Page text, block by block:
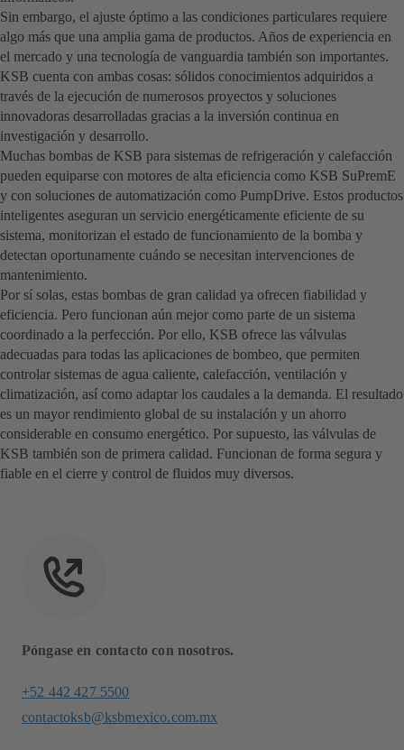
Sin embargo, el ajuste óptimo a las condiciones particulares requiere
algo más que una amplia gama de productos. Años de experiencia en
el mercado y una tecnología de vanguardia también son importantes.
KSB cuenta con ambas cosas: sólidos conocimientos adquiridos a
través de la ejecución de numerosos proyectos y soluciones
innovadoras desarrolladas gracias a la inversión continua en
investigación y desarrollo.
Muchas bombas de KSB para sistemas de refrigeración y calefacción
pueden equiparse con motores de alta eficiencia como KSB SuPremE
y con soluciones de automatización como PumpDrive. Estos productos
inteligentes aseguran un servicio energéticamente eficiente de su
sistema, monitorizan el estado de funcionamiento de la bomba y
detectan oportunamente cuándo se necesitan intervenciones de
mantenimiento.
Por sí solas, estas bombas de gran calidad ya ofrecen fiabilidad y
eficiencia. Pero funcionan aún mejor como parte de un sistema
coordinado a la perfección. Por ello, KSB ofrece las válvulas
adecuadas para todas las aplicaciones de bombeo, que permiten
controlar sistemas de agua caliente, calefacción, ventilación y
climatización, así como adaptar los caudales a la demanda. El resultado
es un mayor rendimiento global de su instalación y un ahorro
considerable en consumo energético. Por supuesto, las válvulas de
KSB también son de primera calidad. Funcionan de forma segura y
fiable en el cierre y control de fluidos muy diversos.
Póngase en contacto con nosotros.
+52 442 427 5500
contactoksb@ksbmexico.com.mx